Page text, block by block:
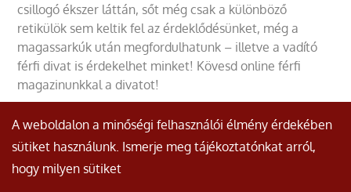
csillogó ékszer láttán, sőt még csak a különböző
retikülök sem keltik fel az érdeklődésünket, még a
magassarkúk után megfordulhatunk – illetve a vadító
férfi divat is érdekelhet minket! Kövesd online férfi
magazinunkkal a divatot!
© Minden jog fenntartva.
A weboldalon a minőségi felhasználói élmény érdekében
sütiket használunk. Ismerje meg tájékoztatónkat arról,
hogy milyen sütiket